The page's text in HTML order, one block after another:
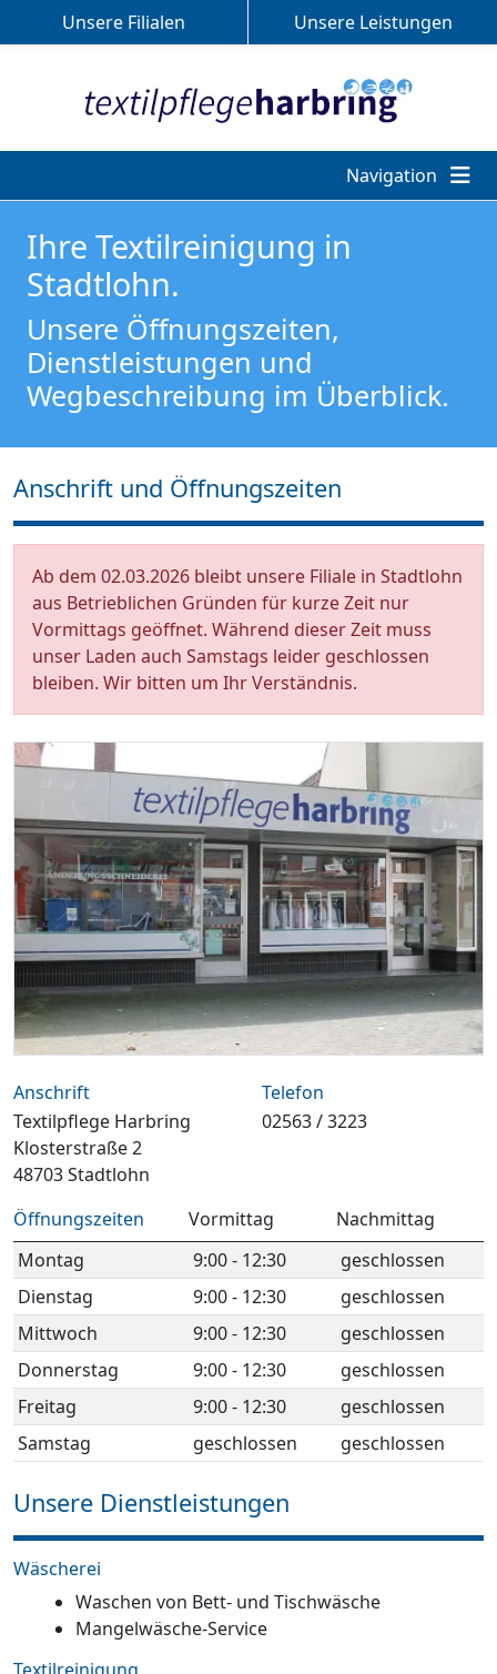
Unsere Filialen Unsere Leistungen
Navigation
Ihre Textilreinigung in
Stadtlohn.
Unsere Öffnungszeiten,
Dienstleistungen und
Wegbeschreibung im Überblick.
Anschrift und Öffnungszeiten
Ab dem 02.03.2026 bleibt unsere Filiale in Stadtlohn
aus Betrieblichen Gründen für kurze Zeit nur
Vormittags geöffnet. Während dieser Zeit muss
unser Laden auch Samstags leider geschlossen
bleiben. Wir bitten um Ihr Verständnis.
Anschrift
Textilpflege Harbring
Klosterstraße 2
48703 Stadtlohn
Telefon
02563 / 3223
Öffnungszeiten Vormittag
Nachmittag
Montag
9:00 - 12:30
geschlossen
Dienstag
9:00 - 12:30
geschlossen
Mittwoch
9:00 - 12:30
geschlossen
Donnerstag
9:00 - 12:30
geschlossen
Freitag
9:00 - 12:30
geschlossen
Samstag
geschlossen geschlossen
Unsere Dienstleistungen
Wäscherei
Waschen von Bett- und Tischwäsche
Mangelwäsche-Service